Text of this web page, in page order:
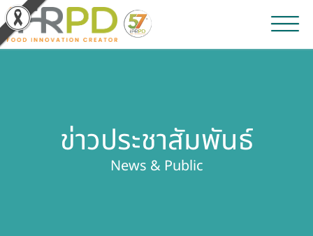
ผลิตภัณฑ์และจำหน่าย
ข่าวประชาสัมพันธ์
News & Public